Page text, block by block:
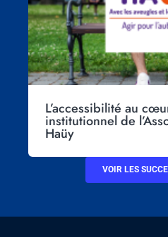
L’accessibilité au
institutionnel de
Haüy
VOIR LES